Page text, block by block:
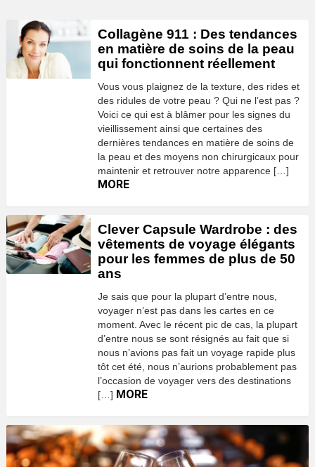
Collagène 911 : Des tendances
en matière de soins de la peau
qui fonctionnent réellement
Vous vous plaignez de la texture, des rides et
des ridules de votre peau ? Qui ne l’est pas ?
Voici ce qui est à blâmer pour les signes du
vieillissement ainsi que certaines des
dernières tendances en matière de soins de
la peau et des moyens non chirurgicaux pour
maintenir et retrouver notre apparence […]
MORE
Clever Capsule Wardrobe : des
vêtements de voyage élégants
pour les femmes de plus de 50
ans
Je sais que pour la plupart d’entre nous,
voyager n’est pas dans les cartes en ce
moment. Avec le récent pic de cas, la plupart
d’entre nous se sont résignés au fait que si
nous n’avions pas fait un voyage rapide plus
tôt cet été, nous n’aurions probablement pas
l’occasion de voyager vers des destinations
[…] MORE